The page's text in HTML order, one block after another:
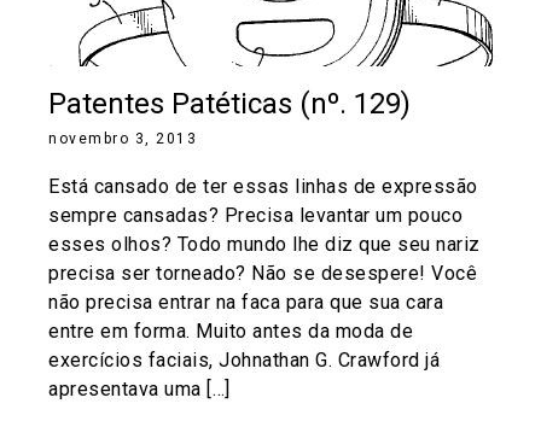
Patentes Patéticas (nº. 129)
novembro 3, 2013
Está cansado de ter essas linhas de expressão
sempre cansadas? Precisa levantar um pouco
esses olhos? Todo mundo lhe diz que seu nariz
precisa ser torneado? Não se desespere! Você
não precisa entrar na faca para que sua cara
entre em forma. Muito antes da moda de
exercícios faciais, Johnathan G. Crawford já
apresentava uma […]